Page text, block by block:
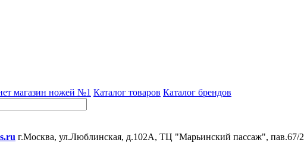
магазин ножей №1 Каталог товаров Каталог брендов
г.Москва, ул.Люблинская, д.102А, ТЦ "Марьинский пассаж", пав.67/2